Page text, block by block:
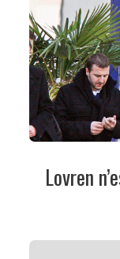
Lovren